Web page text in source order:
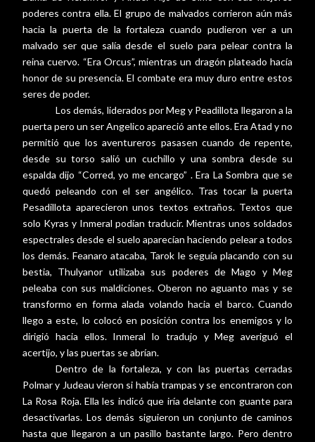
poderes contra ella. El grupo de malvados corrieron aún más
hacia la puerta de la fortaleza cuando pudieron ver a un
malvado ser que salía desde el suelo para pelear contra la
reina cuervo. “Era Orcus”, mientras un dragón plateado hacía
honor de su presencia. El combate era muy duro entre estos
seres de poder.
Los demás, liderados por Meg y Peadillota llegaron a la
puerta pero un ser Angelico apareció ante ellos. Era Atad y no
permitió que los aventureros pasasen cuando de repente,
desde su torso salió un cuchillo y una sombra desde su
espalda dijo “Corred, yo me encargo” . Era La Sombra que se
quedó peleando con el ser angélico. Tras tocar la puerta
Pesadillota aparecieron unos textos extraños. Textos que
solo Kyras y Inmeral podían traducir. Mientras unos soldados
espectrales desde el suelo aparecían haciendo pelear a todos
los demás. Feanaro atacaba, Tarok le seguía placando con su
bestia, Thulyanor utilizaba sus poderes de Mago y Meg
peleaba con sus maldiciones. Oberon no aguanto mas y se
transformo en forma alada volando hacia el barco. Cuando
llego a este, lo colocó en posición contra los enemigos y lo
dirigió hacia ellos. Inmeral lo tradujo y Meg averiguó el
acertijo, y las puertas se abrían.
Dentro de la fortaleza, y con las puertas cerradas
Polmar y Judeau vieron si había trampas y se encontraron con
La Rosa Roja. Ella les indicó que iría delante con guante para
desactivarlas. Los demás siguieron un conjunto de caminos
hasta que llegaron a un pasillo bastante largo. Pero dentro